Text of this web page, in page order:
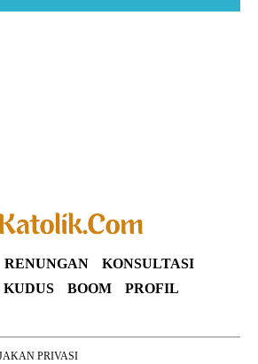
RENUNGAN
KONSULTASI
KUDUS BOOM
PROFIL
PRIVASI